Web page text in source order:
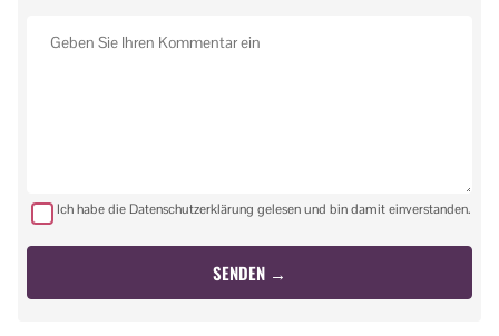
Ich habe die Datenschutzerklärung gelesen und bin damit einverstanden.